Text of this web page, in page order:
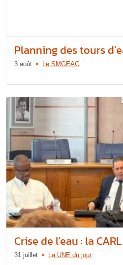
Planning des tours
3 août Le SMGEAG
Crise de l’eau : la
31 juillet La UNE du jour